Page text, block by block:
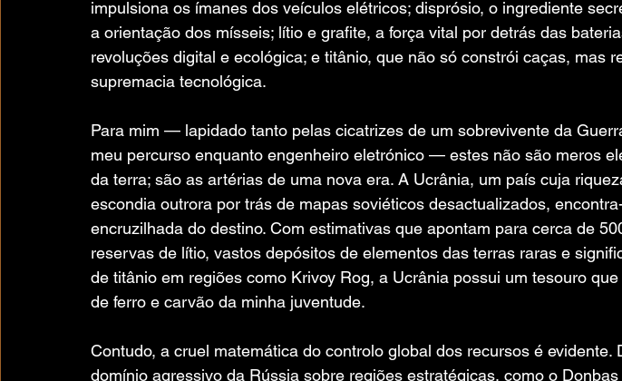
impulsiona os ímanes dos veículos elétricos; disprósio, o ingrediente
a orientação dos mísseis; lítio e grafite, a força vital por detrás das
revoluções digital e ecológica; e titânio, que não só constrói caças, mas
supremacia tecnológica.
Para mim — lapidado tanto pelas cicatrizes de um sobrevivente da
meu percurso enquanto engenheiro eletrónico — estes não são meros
da terra; são as artérias de uma nova era. A Ucrânia, um país cuja
escondia outrora por trás de mapas soviéticos desactualizados,
encruzilhada do destino. Com estimativas que apontam para cerca de
reservas de lítio, vastos depósitos de elementos das terras raras e
de titânio em regiões como Krivoy Rog, a Ucrânia possui um tesouro
de ferro e carvão da minha juventude.
Contudo, a cruel matemática do controlo global dos recursos é evidente.
domínio agressivo da Rússia sobre regiões estratégicas, como o